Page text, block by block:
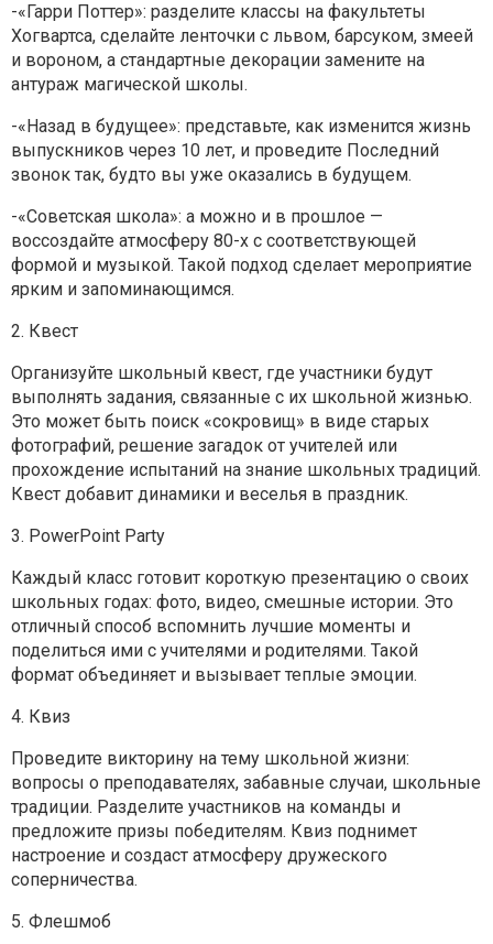
-«Гарри Поттер»: разделите классы на факультеты
Хогвартса, сделайте ленточки с львом, барсуком, змеей
и вороном, а стандартные декорации замените на
антураж магической школы.
-«Назад в будущее»: представьте, как изменится жизнь
выпускников через 10 лет, и проведите Последний
звонок так, будто вы уже оказались в будущем.
-«Советская школа»: а можно и в прошлое —
воссоздайте атмосферу 80-х с соответствующей
формой и музыкой. Такой подход сделает мероприятие
ярким и запоминающимся.
2. Квест
Организуйте школьный квест, где участники будут
выполнять задания, связанные с их школьной жизнью.
Это может быть поиск «сокровищ» в виде старых
фотографий, решение загадок от учителей или
прохождение испытаний на знание школьных традиций.
Квест добавит динамики и веселья в праздник.
3. PowerPoint Party
Каждый класс готовит короткую презентацию о своих
школьных годах: фото, видео, смешные истории. Это
отличный способ вспомнить лучшие моменты и
поделиться ими с учителями и родителями. Такой
формат объединяет и вызывает теплые эмоции.
4. Квиз
Проведите викторину на тему школьной жизни:
вопросы о преподавателях, забавные случаи, школьные
традиции. Разделите участников на команды и
предложите призы победителям. Квиз поднимет
настроение и создаст атмосферу дружеского
соперничества.
5. Флешмоб